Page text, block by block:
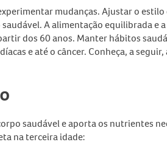
mudanças. Ajustar o estilo
. A alimentação equilibrada e
dos 60 anos. Manter hábitos
e até o câncer. Conheça, a
saudável e aporta os nutrientes
na terceira idade: